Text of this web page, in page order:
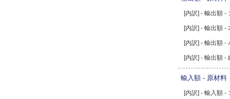
[内訳] - 輸出額 -
[内訳] - 輸出額 -
[内訳] - 輸出額 -
[内訳] - 輸出額 -
輸入額 - 原材料
[内訳] - 輸入額 -